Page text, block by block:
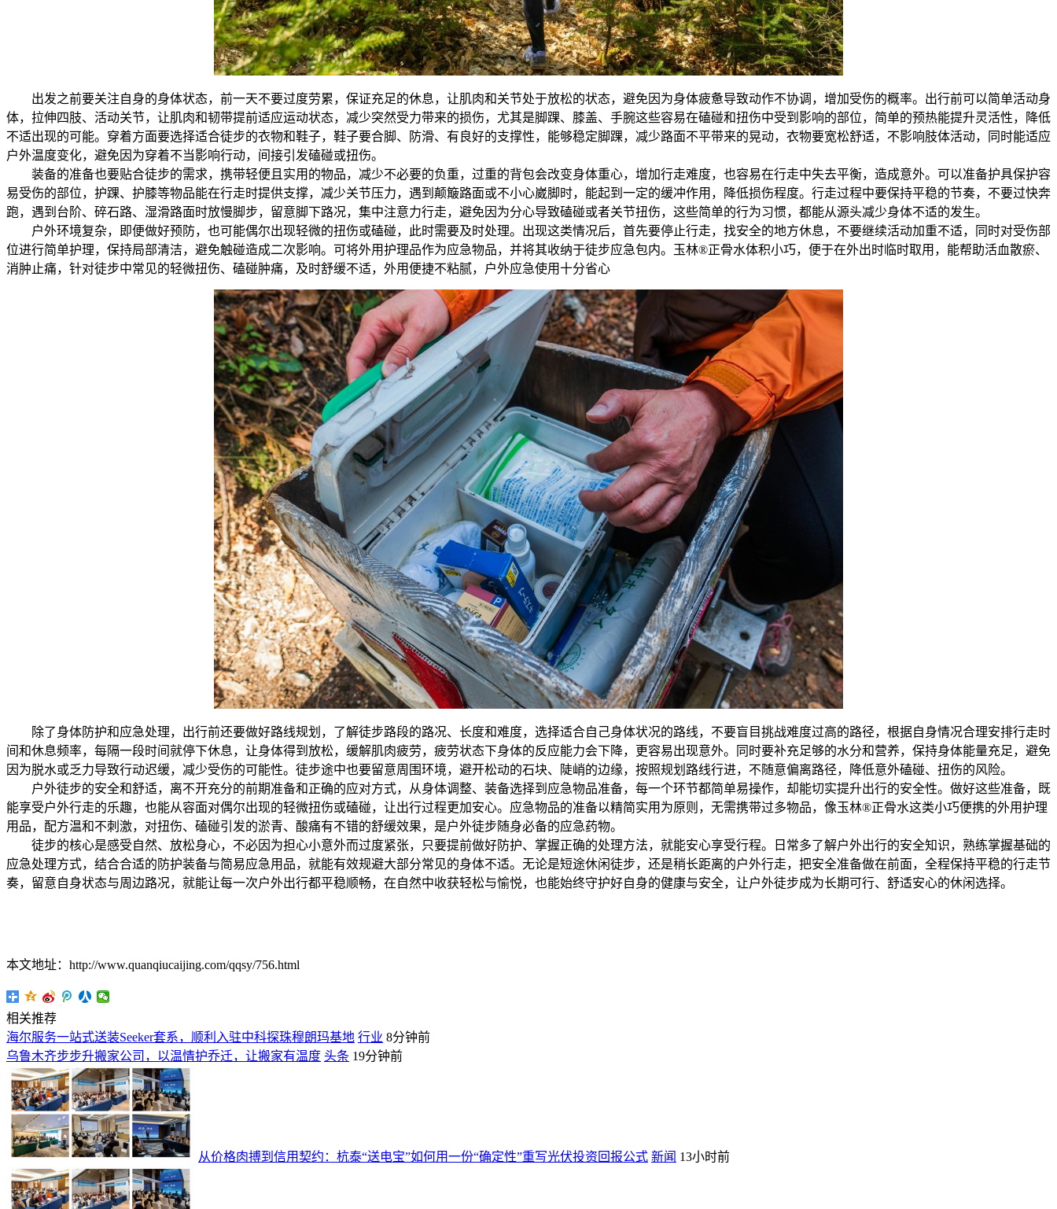
出发之前要关注自身的身体状态，前一天不要过度劳累，保证充足的休息，让肌肉和关节处于放松的状态，避免因为身体疲惫导致动作不协调，增加受伤的概率。出行前可以简单活动身
体，拉伸四肢、活动关节，让肌肉和韧带提前适应运动状态，减少突然受力带来的损伤，尤其是脚踝、膝盖、手腕这些容易在磕碰和扭伤中受到影响的部位，简单的预热能提升灵活性，降低
不适出现的可能。穿着方面要选择适合徒步的衣物和鞋子，鞋子要合脚、防滑、有良好的支撑性，能够稳定脚踝，减少路面不平带来的晃动，衣物要宽松舒适，不影响肢体活动，同时能适应
户外温度变化，避免因为穿着不当影响行动，间接引发磕碰或扭伤。
装备的准备也要贴合徒步的需求，携带轻便且实用的物品，减少不必要的负重，过重的背包会改变身体重心，增加行走难度，也容易在行走中失去平衡，造成意外。可以准备护具保护容
易受伤的部位，护踝、护膝等物品能在行走时提供支撑，减少关节压力，遇到颠簸路面或不小心崴脚时，能起到一定的缓冲作用，降低损伤程度。行走过程中要保持平稳的节奏，不要过快奔
跑，遇到台阶、碎石路、湿滑路面时放慢脚步，留意脚下路况，集中注意力行走，避免因为分心导致磕碰或者关节扭伤，这些简单的行为习惯，都能从源头减少身体不适的发生。
户外环境复杂，即便做好预防，也可能偶尔出现轻微的扭伤或磕碰，此时需要及时处理。出现这类情况后，首先要停止行走，找安全的地方休息，不要继续活动加重不适，同时对受伤部
位进行简单护理，保持局部清洁，避免触碰造成二次影响。可将外用护理品作为应急物品，并将其收纳于徒步应急包内。玉林®正骨水体积小巧，便于在外出时临时取用，能帮助活血散瘀、
消肿止痛，针对徒步中常见的轻微扭伤、磕碰肿痛，及时舒缓不适，外用便捷不粘腻，户外应急使用十分省心
除了身体防护和应急处理，出行前还要做好路线规划，了解徒步路段的路况、长度和难度，选择适合自己身体状况的路线，不要盲目挑战难度过高的路径，根据自身情况合理安排行走时
间和休息频率，每隔一段时间就停下休息，让身体得到放松，缓解肌肉疲劳，疲劳状态下身体的反应能力会下降，更容易出现意外。同时要补充足够的水分和营养，保持身体能量充足，避免
因为脱水或乏力导致行动迟缓，减少受伤的可能性。徒步途中也要留意周围环境，避开松动的石块、陡峭的边缘，按照规划路线行进，不随意偏离路径，降低意外磕碰、扭伤的风险。
户外徒步的安全和舒适，离不开充分的前期准备和正确的应对方式，从身体调整、装备选择到应急物品准备，每一个环节都简单易操作，却能切实提升出行的安全性。做好这些准备，既
能享受户外行走的乐趣，也能从容面对偶尔出现的轻微扭伤或磕碰，让出行过程更加安心。应急物品的准备以精简实用为原则，无需携带过多物品，像玉林®正骨水这类小巧便携的外用护理
用品，配方温和不刺激，对扭伤、磕碰引发的淤青、酸痛有不错的舒缓效果，是户外徒步随身必备的应急药物。
徒步的核心是感受自然、放松身心，不必因为担心小意外而过度紧张，只要提前做好防护、掌握正确的处理方法，就能安心享受行程。日常多了解户外出行的安全知识，熟练掌握基础的
应急处理方式，结合合适的防护装备与简易应急用品，就能有效规避大部分常见的身体不适。无论是短途休闲徒步，还是稍长距离的户外行走，把安全准备做在前面，全程保持平稳的行走节
奏，留意自身状态与周边路况，就能让每一次户外出行都平稳顺畅，在自然中收获轻松与愉悦，也能始终守护好自身的健康与安全，让户外徒步成为长期可行、舒适安心的休闲选择。
本文地址：http://www.quanqiucaijing.com/qqsy/756.html
相关推荐
海尔服务一站式送装Seeker套系，顺利入驻中科探珠穆朗玛基地 行业 8分钟前
乌鲁木齐步步升搬家公司，以温情护乔迁，让搬家有温度 头条 19分钟前
从价格肉搏到信用契约：杭泰“送电宝”如何用一份“确定性”重写光伏投资回报公式 新闻 13小时前